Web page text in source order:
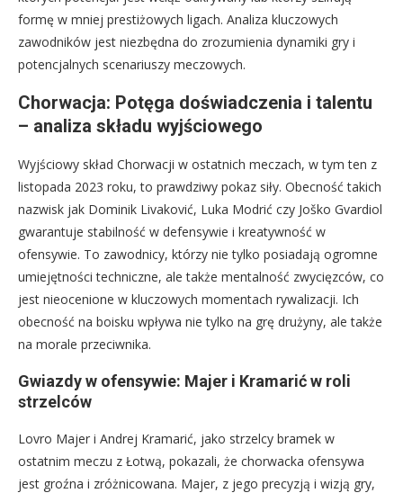
formę w mniej prestiżowych ligach. Analiza kluczowych
zawodników jest niezbędna do zrozumienia dynamiki gry i
potencjalnych scenariuszy meczowych.
Chorwacja: Potęga doświadczenia i talentu
– analiza składu wyjściowego
Wyjściowy skład Chorwacji w ostatnich meczach, w tym ten z
listopada 2023 roku, to prawdziwy pokaz siły. Obecność takich
nazwisk jak Dominik Livaković, Luka Modrić czy Joško Gvardiol
gwarantuje stabilność w defensywie i kreatywność w
ofensywie. To zawodnicy, którzy nie tylko posiadają ogromne
umiejętności techniczne, ale także mentalność zwycięzców, co
jest nieocenione w kluczowych momentach rywalizacji. Ich
obecność na boisku wpływa nie tylko na grę drużyny, ale także
na morale przeciwnika.
Gwiazdy w ofensywie: Majer i Kramarić w roli
strzelców
Lovro Majer i Andrej Kramarić, jako strzelcy bramek w
ostatnim meczu z Łotwą, pokazali, że chorwacka ofensywa
jest groźna i zróżnicowana. Majer, z jego precyzją i wizją gry,